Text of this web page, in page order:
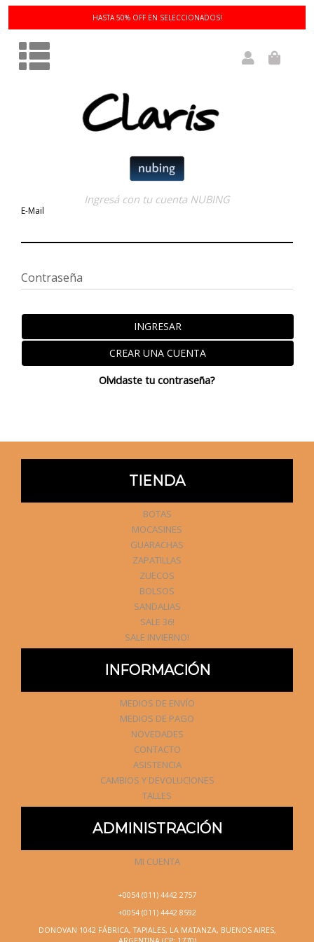
HASTA 50% OFF EN SELECCIONADOS!
Ingresá con tu cuenta NUBING
E-Mail
Contraseña
INGRESAR
CREAR UNA CUENTA
Olvidaste tu contraseña?
TIENDA
BOTAS
MOCASINES
GUARACHAS
ZAPATILLAS
ZUECOS
BOLSOS
SANDALIAS
SALE 36!
SALE INVIERNO!
INFORMACIÓN
MEDIOS DE ENVÍO
MEDIOS DE PAGO
NOVEDADES
CONTACTO
ASISTENCIA
CAMBIOS Y DEVOLUCIONES
TALLES
ADMINISTRACIÓN
MI CUENTA
+0054 (011) 4442 2757
+0054 (011) 4442 8592
DONOVAN 1042 FÁBRICA, TAPIALES, LA MATANZA, BUENOS AIRES,